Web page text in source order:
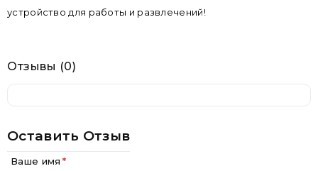
устройство для работы и развлечений!
Отзывы (0)
Оставить Отзыв
Ваше имя